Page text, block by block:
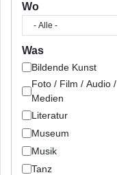
Wo
Was
Bildende Kunst
Foto / Film / Audio /
Medien
Literatur
Museum
Musik
Tanz